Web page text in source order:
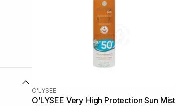
O’LYSEE
O’LYSEE Very High Protection Sun Mist